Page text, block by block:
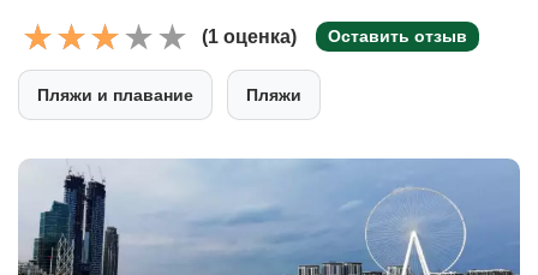
(1 оценка) Оставить отзыв
Пляжи и плавание Пляжи